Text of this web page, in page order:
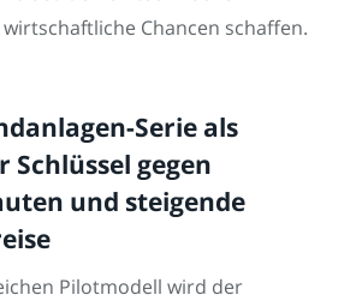
Chancen schaffen.
Serie als
Schlüssel gegen
und steigende
Pilotmodell wird der